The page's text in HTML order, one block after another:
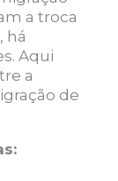
a troca
há
Aqui
a
de